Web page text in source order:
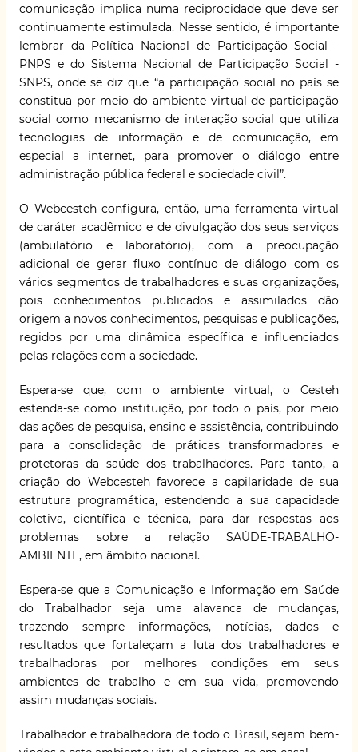
comunicação implica numa reciprocidade que deve ser
continuamente estimulada. Nesse sentido, é importante
lembrar da Política Nacional de Participação Social -
PNPS e do Sistema Nacional de Participação Social -
SNPS, onde se diz que “a participação social no país se
constitua por meio do ambiente virtual de participação
social como mecanismo de interação social que utiliza
tecnologias de informação e de comunicação, em
especial a internet, para promover o diálogo entre
administração pública federal e sociedade civil”.
O Webcesteh configura, então, uma ferramenta virtual
de caráter acadêmico e de divulgação dos seus serviços
(ambulatório e laboratório), com a preocupação
adicional de gerar fluxo contínuo de diálogo com os
vários segmentos de trabalhadores e suas organizações,
pois conhecimentos publicados e assimilados dão
origem a novos conhecimentos, pesquisas e publicações,
regidos por uma dinâmica específica e influenciados
pelas relações com a sociedade.
Espera-se que, com o ambiente virtual, o Cesteh
estenda-se como instituição, por todo o país, por meio
das ações de pesquisa, ensino e assistência, contribuindo
para a consolidação de práticas transformadoras e
protetoras da saúde dos trabalhadores. Para tanto, a
criação do Webcesteh favorece a capilaridade de sua
estrutura programática, estendendo a sua capacidade
coletiva, científica e técnica, para dar respostas aos
problemas sobre a relação SAÚDE-TRABALHO-
AMBIENTE, em âmbito nacional.
Espera-se que a Comunicação e Informação em Saúde
do Trabalhador seja uma alavanca de mudanças,
trazendo sempre informações, notícias, dados e
resultados que fortaleçam a luta dos trabalhadores e
trabalhadoras por melhores condições em seus
ambientes de trabalho e em sua vida, promovendo
assim mudanças sociais.
Trabalhador e trabalhadora de todo o Brasil, sejam bem-